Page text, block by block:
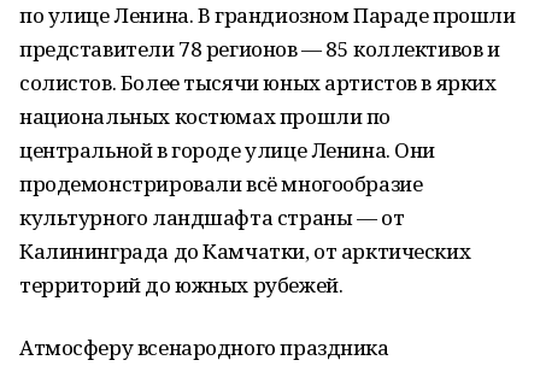
по улице Ленина. В грандиозном Параде прошли
представители 78 регионов — 85 коллективов и
солистов. Более тысячи юных артистов в ярких
национальных костюмах прошли по
центральной в городе улице Ленина. Они
продемонстрировали всё многообразие
культурного ландшафта страны — от
Калининграда до Камчатки, от арктических
территорий до южных рубежей.
Атмосферу всенародного праздника